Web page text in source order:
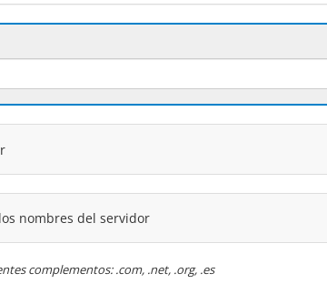
nombres del servidor
complementos: .com, .net, .org, .es